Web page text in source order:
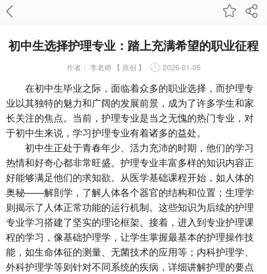
初中生选择护理专业：踏上充满希望的职业征程
作者： 李老师 【 原创 】 2026-01-05
在初中生毕业之际，面临着众多的职业选择，而护理专
业以其独特的魅力和广阔的发展前景，成为了许多学生和家
长关注的焦点。当前，护理专业是当之无愧的热门专业，对
于初中生来说，学习护理专业有着诸多的益处。
初中生正处于青春年少、活力充沛的时期，他们的学习
热情和好奇心都非常旺盛。 护理专业丰富多样的知识内容正
好能够满足他们的求知欲。从医学基础课程开始，如人体的
奥秘——解剖学，了解人体各个器官的结构和位置；生理学
则揭示了人体正常功能的运行机制。这些知识为后续的护理
专业学习搭建了坚实的理论框架。接着，进入到专业护理课
程的学习，像基础护理学，让学生掌握最基本的护理操作技
能，如生命体征的测量、无菌技术的应用等；内科护理学、
外科护理学等则针对不同系统的疾病，详细讲解护理的要点